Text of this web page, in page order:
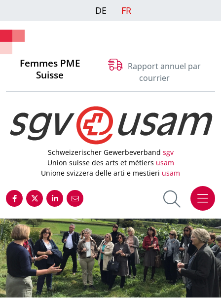
DE FR
Femmes PME
Suisse
Rapport annuel par
courrier
Schweizerischer Gewerbeverband sgv
Union suisse des arts et métiers usam
Unione svizzera delle arti e mestieri usam